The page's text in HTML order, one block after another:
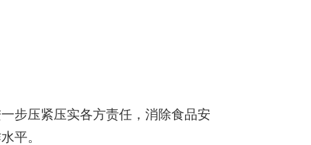
步压紧压实各方责任，消除食品安
平。